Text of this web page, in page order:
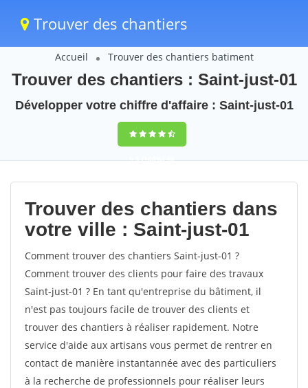
Trouver des chantiers
Accueil Trouver des chantiers batiment
Trouver des chantiers : Saint-just-01
Développer votre chiffre d'affaire : Saint-just-01
9,5(100%)46
votes
Trouver des chantiers dans
votre ville : Saint-just-01
Comment trouver des chantiers Saint-just-01 ?
Comment trouver des clients pour faire des travaux
Saint-just-01 ? En tant qu'entreprise du bâtiment, il
n'est pas toujours facile de trouver des clients et
trouver des chantiers à réaliser rapidement. Notre
service d'aide aux artisans vous permet de rentrer en
contact de manière instantannée avec des particuliers
à la recherche de professionnels pour réaliser leurs